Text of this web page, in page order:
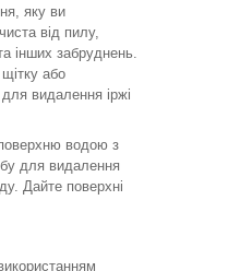
яку ви
від пилу,
інших забруднень.
або
видалення іржі
водою з
для видалення
Дайте поверхні